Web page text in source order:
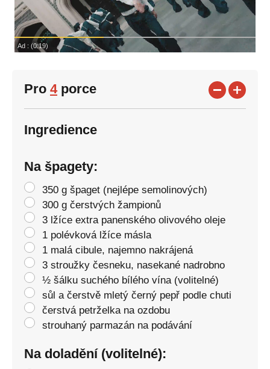
Pro 4porce
Ingredience
Na špagety:
350 g špaget (nejlépe semolinových)
300 g čerstvých žampionů
3 lžíce extra panenského olivového oleje
1 polévková lžíce másla
1 malá cibule, najemno nakrájená
3 stroužky česneku, nasekané nadrobno
½ šálku suchého bílého vína (volitelné)
sůl a čerstvě mletý černý pepř podle chuti
čerstvá petrželka na ozdobu
strouhaný parmazán na podávání
Na doladění (volitelné):